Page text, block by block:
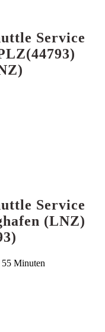
Service
Service
(LNZ)
55 Minuten